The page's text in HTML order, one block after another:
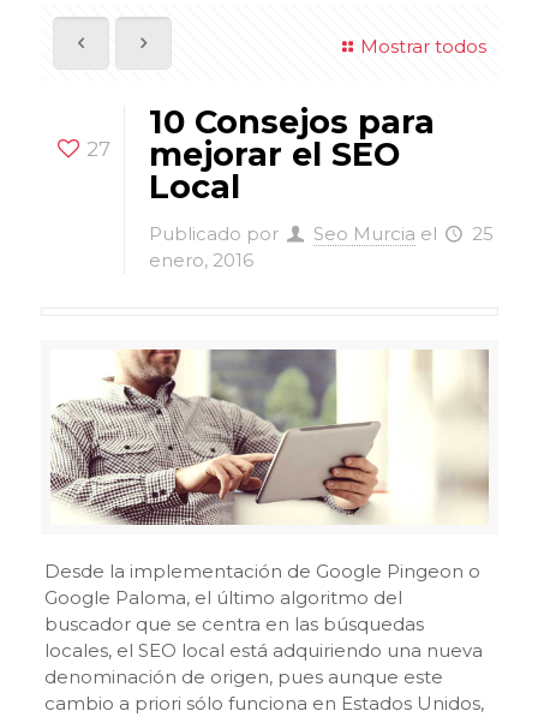
Mostrar todos
27
10 Consejos para
mejorar el SEO
Local
Publicado por Seo Murcia el
25
enero, 2016
Desde la implementación de Google Pingeon o
Google Paloma, el último algoritmo del
buscador que se centra en las búsquedas
locales, el SEO local está adquiriendo una nueva
denominación de origen, pues aunque este
cambio a priori sólo funciona en Estados Unidos,